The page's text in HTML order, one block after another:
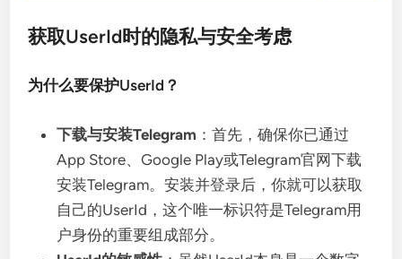
获取UserId时的隐私与安全考虑
为什么要保护UserId？
下载与安装Telegram ：首先，确保你已通过
App Store、Google Play或Telegram官网下载
安装Telegram。安装并登录后，你就可以获取
自己的UserId，这个唯一标识符是Telegram用
户身份的重要组成部分。